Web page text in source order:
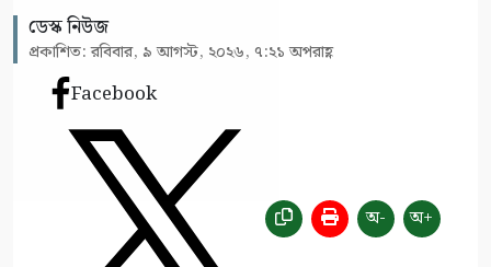
ডেস্ক নিউজ
প্রকাশিত: রবিবার, ৯ আগস্ট, ২০২৬, ৭:২১ অপরাহ্ণ
Facebook
অ- অ+